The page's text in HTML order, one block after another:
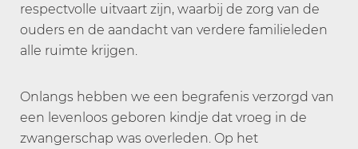
respectvolle uitvaart zijn, waarbij de zorg van de
ouders en de aandacht van verdere familieleden
alle ruimte krijgen.
Onlangs hebben we een begrafenis verzorgd van
een levenloos geboren kindje dat vroeg in de
zwangerschap was overleden. Op het